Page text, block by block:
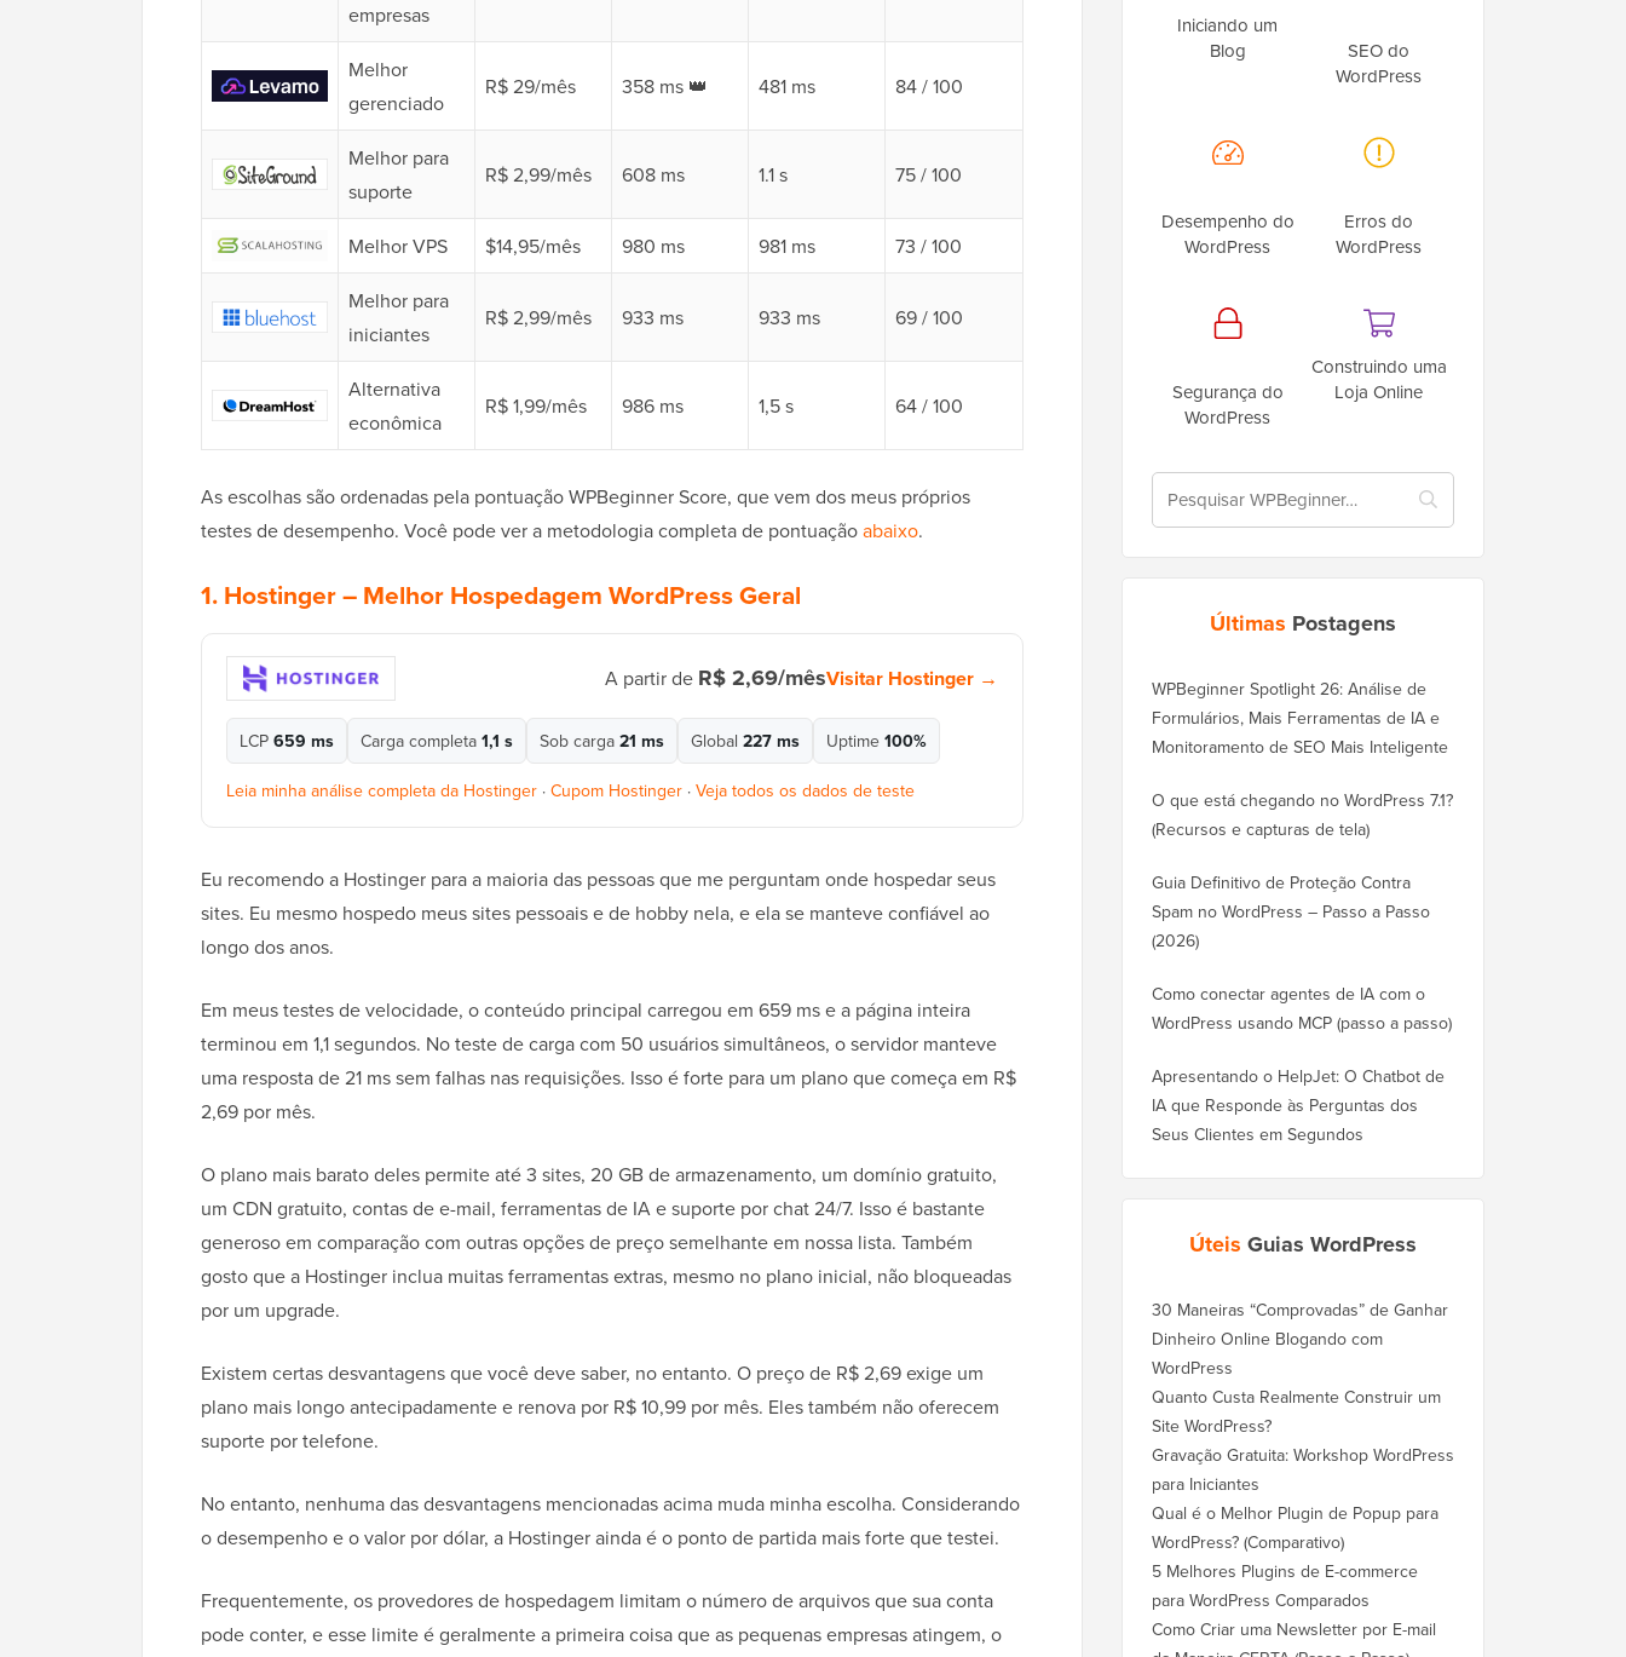
empresas
Melhor
gerenciado
R$ 29/mês 358 ms 👑 481 ms 84 / 100
Melhor para
suporte
R$ 2,99/mês 608 ms 1.1 s 75 / 100
Melhor VPS $14,95/mês 980 ms 981 ms 73 / 100
Melhor para
iniciantes
R$ 2,99/mês 933 ms 933 ms 69 / 100
Alternativa
econômica
R$ 1,99/mês 986 ms 1,5 s 64 / 100
As escolhas são ordenadas pela pontuação WPBeginner Score, que vem dos meus próprios
testes de desempenho. Você pode ver a metodologia completa de pontuaçãoabaixo.
1.Hostinger– Melhor Hospedagem WordPress Geral
A partir de R$ 2,69/mêsVisitar Hostinger →
LCP 659 ms Carga completa 1,1 s Sob carga 21 ms Global 227 ms Uptime 100%
Leia minha análise completa da Hostinger · Cupom Hostinger · Veja todos os dados de teste
Eu recomendo a Hostinger para a maioria das pessoas que me perguntam onde hospedar seus
sites. Eu mesmo hospedo meus sites pessoais e de hobby nela, e ela se manteve confiável ao
longo dos anos.
Em meus testes de velocidade, o conteúdo principal carregou em 659 ms e a página inteira
terminou em 1,1 segundos. No teste de carga com 50 usuários simultâneos, o servidor manteve
uma resposta de 21 ms sem falhas nas requisições. Isso é forte para um plano que começa em R$
2,69 por mês.
O plano mais barato deles permite até 3 sites, 20 GB de armazenamento, um domínio gratuito,
um CDN gratuito, contas de e-mail, ferramentas de IA e suporte por chat 24/7. Isso é bastante
generoso em comparação com outras opções de preço semelhante em nossa lista. Também
gosto que a Hostinger inclua muitas ferramentas extras, mesmo no plano inicial, não bloqueadas
por um upgrade.
Existem certas desvantagens que você deve saber, no entanto. O preço de R$ 2,69 exige um
plano mais longo antecipadamente e renova por R$ 10,99 por mês. Eles também não oferecem
suporte por telefone.
No entanto, nenhuma das desvantagens mencionadas acima muda minha escolha. Considerando
o desempenho e o valor por dólar, a Hostinger ainda é o ponto de partida mais forte que testei.
Frequentemente, os provedores de hospedagem limitam o número de arquivos que sua conta
pode conter, e esse limite é geralmente a primeira coisa que as pequenas empresas atingem, o
Iniciando um
Blog
SEO do
WordPress
Desempenho do
WordPress
Erros do
WordPress
Segurança do
WordPress
Construindo uma
Loja Online
Últimas Postagens
WPBeginner Spotlight 26: Análise de
Formulários, Mais Ferramentas de IA e
Monitoramento de SEO Mais Inteligente
O que está chegando no WordPress 7.1?
(Recursos e capturas de tela)
Guia Definitivo de Proteção Contra
Spam no WordPress – Passo a Passo
(2026)
Como conectar agentes de IA com o
WordPress usando MCP (passo a passo)
Apresentando o HelpJet: O Chatbot de
IA que Responde às Perguntas dos
Seus Clientes em Segundos
Úteis Guias WordPress
30 Maneiras “Comprovadas” de Ganhar
Dinheiro Online Blogando com
WordPress
Quanto Custa Realmente Construir um
Site WordPress?
Gravação Gratuita: Workshop WordPress
para Iniciantes
Qual é o Melhor Plugin de Popup para
WordPress? (Comparativo)
5 Melhores Plugins de E-commerce
para WordPress Comparados
Como Criar uma Newsletter por E-mail